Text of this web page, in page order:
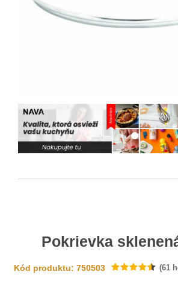
Pokrievka
Kód produktu: 750503 (61